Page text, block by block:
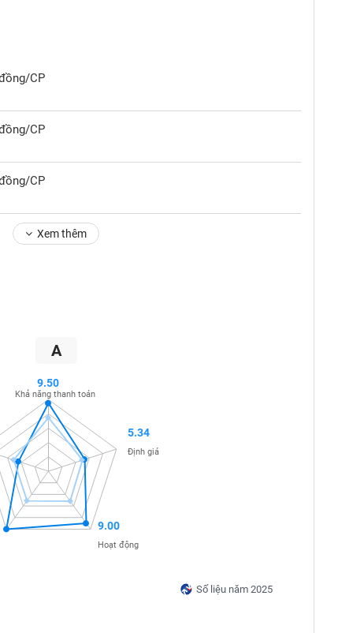
CP
CP
CP
Xem thêm
A
Số liệu năm 2025
9.50
Khả năng thanh toán
5.34
Định giá
9.00
Hoạt động